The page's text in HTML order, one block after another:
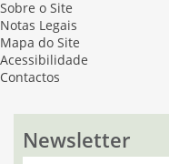
Sobre o Site
Notas Legais
Mapa do Site
Acessibilidade
Contactos
Newsletter